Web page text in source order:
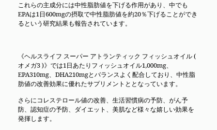
これらの主成分には中性脂肪値を下げる作用があり、中でも
EPAは1日600mgの摂取で中性脂肪値を約20％下げることができ
るという研究結果も報告されています。
《ヘルスライフ スーパー アトランティック フィッシュオイル (
オメガ3 )》では1日あたりフィッシュオイル1,000mg、
EPA310mg、DHA210mgとバランスよく配合しており、中性脂
肪値の改善効果に優れたサプリメントととなっています。
さらにコレステロール値の改善、生活習慣病の予防、がん予
防、認知症の予防、ダイエット、美肌など様々な嬉しい効果を
発揮します。